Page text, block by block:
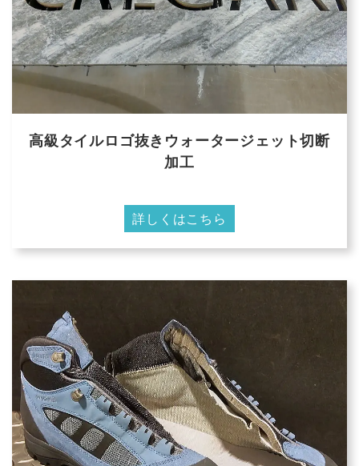
高級タイルロゴ抜きウォータージェット切断
加工
詳しくはこちら